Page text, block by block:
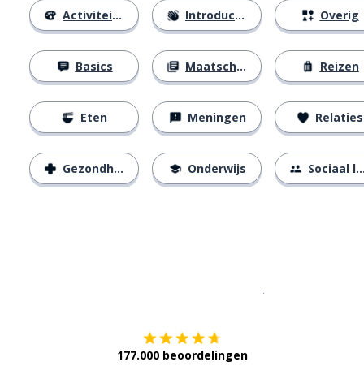
Activiteiten
Basics
Eten
Gezondheid
Introducties
Maatschappij
Meningen
Onderwijs
Overig
Reizen
Relaties
Sociaal leven
177.000 beoordelingen